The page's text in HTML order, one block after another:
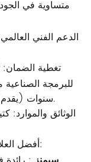
الدعم الفني
تغطية الضمان:
للبرمجة
سنوات (يقدم البعض ضمانات ممتدة للتطبيقات الحرجة).
الوثائق والموارد:
أفضل العلامات التجارية التي يُنصح بأخذها في الاعتبار: